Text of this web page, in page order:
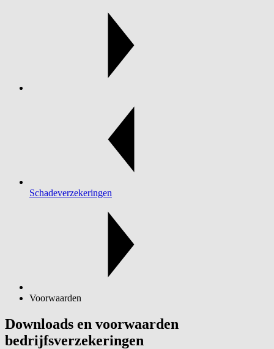
Schadeverzekeringen
Voorwaarden
Downloads en voorwaarden
bedrijfsverzekeringen